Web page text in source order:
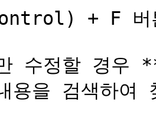
+ F 버
수정할 경
용을 검색하여